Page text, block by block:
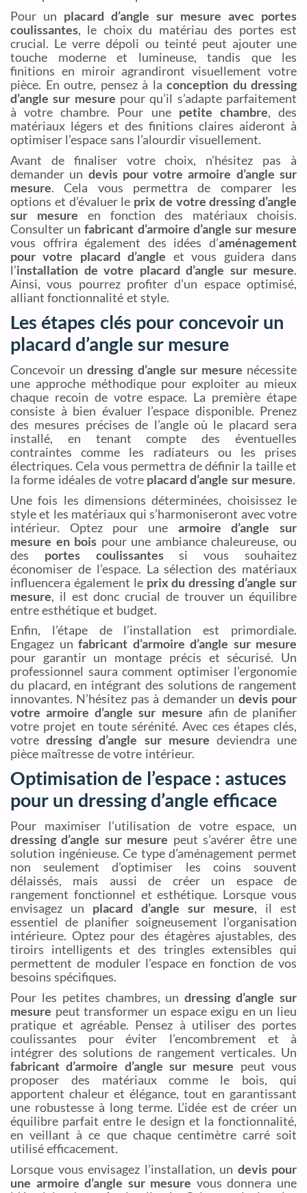
Pour un placard d’angle sur mesure avec portes
coulissantes, le choix du matériau des portes est
crucial. Le verre dépoli ou teinté peut ajouter une
touche moderne et lumineuse, tandis que les
finitions en miroir agrandiront visuellement votre
pièce. En outre, pensez à la conception du dressing
d’angle sur mesure pour qu’il s’adapte parfaitement
à votre chambre. Pour une petite chambre, des
matériaux légers et des finitions claires aideront à
optimiser l’espace sans l’alourdir visuellement.
Avant de finaliser votre choix, n’hésitez pas à
demander un devis pour votre armoire d’angle sur
mesure. Cela vous permettra de comparer les
options et d’évaluer le prix de votre dressing d’angle
sur mesure en fonction des matériaux choisis.
Consulter unfabricant d’armoire d’angle sur mesure
vous offrira également des idées d’aménagement
pour votre placard d’angle et vous guidera dans
l’installation de votre placard d’angle sur mesure.
Ainsi, vous pourrez profiter d’un espace optimisé,
alliant fonctionnalité et style.
Les étapes clés pour concevoir un
placard d’angle sur mesure
Concevoir undressing d’angle sur mesure nécessite
une approche méthodique pour exploiter au mieux
chaque recoin de votre espace. La première étape
consiste à bien évaluer l’espace disponible. Prenez
des mesures précises de l’angle où le placard sera
installé, en tenant compte des éventuelles
contraintes comme les radiateurs ou les prises
électriques. Cela vous permettra de définir la taille et
la forme idéales de votre placard d’angle sur mesure.
Une fois les dimensions déterminées, choisissez le
style et les matériaux qui s’harmoniseront avec votre
intérieur. Optez pour une armoire d’angle sur
mesure en bois pour une ambiance chaleureuse, ou
des portes coulissantessi vous souhaitez
économiser de l’espace. La sélection des matériaux
influencera également le prix du dressing d’angle sur
mesure, il est donc crucial de trouver un équilibre
entre esthétique et budget.
Enfin, l’étape de l’installation est primordiale.
Engagez un fabricant d’armoire d’angle sur mesure
pour garantir un montage précis et sécurisé. Un
professionnel saura comment optimiser l’ergonomie
du placard, en intégrant des solutions de rangement
innovantes. N’hésitez pas à demander un devis pour
votre armoire d’angle sur mesure afin de planifier
votre projet en toute sérénité. Avec ces étapes clés,
votredressing d’angle sur mesure deviendra une
pièce maîtresse de votre intérieur.
Optimisation de l’espace : astuces
pour un dressing d’angle efficace
Pour maximiser l’utilisation de votre espace, un
dressing d’angle sur mesure peut s’avérer être une
solution ingénieuse. Ce type d’aménagement permet
non seulement d’optimiser les coins souvent
délaissés, mais aussi de créer un espace de
rangement fonctionnel et esthétique. Lorsque vous
envisagez un placard d’angle sur mesure, il est
essentiel de planifier soigneusement l’organisation
intérieure. Optez pour des étagères ajustables, des
tiroirs intelligents et des tringles extensibles qui
permettent de moduler l’espace en fonction de vos
besoins spécifiques.
Pour les petites chambres, undressing d’angle sur
mesure peut transformer un espace exigu en un lieu
pratique et agréable. Pensez à utiliser des portes
coulissantes pour éviter l’encombrement et à
intégrer des solutions de rangement verticales. Un
fabricant d’armoire d’angle sur mesure peut vous
proposer des matériaux comme le bois, qui
apportent chaleur et élégance, tout en garantissant
une robustesse à long terme. L’idée est de créer un
équilibre parfait entre le design et la fonctionnalité,
en veillant à ce que chaque centimètre carré soit
utilisé efficacement.
Lorsque vous envisagez l’installation, un devis pour
une armoire d’angle sur mesure vous donnera une